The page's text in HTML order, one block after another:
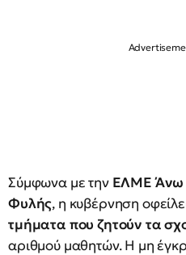
Σύμφωνα με την ΕΛΜΕ Άνω
Φυλής, η κυβέρνηση
τμήματα που ζητούν τα
αριθμού μαθητών. Η μη